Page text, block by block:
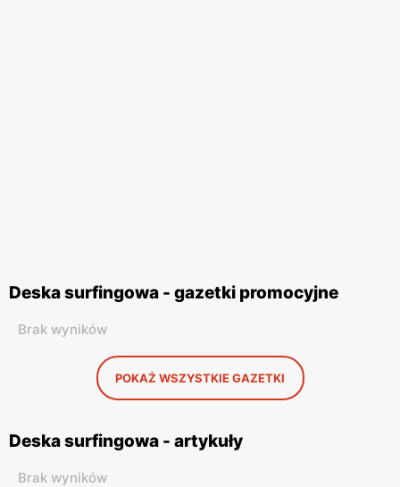
Deska surfingowa - gazetki promocyjne
Brak wyników
POKAŻ WSZYSTKIE GAZETKI
Deska surfingowa - artykuły
Brak wyników